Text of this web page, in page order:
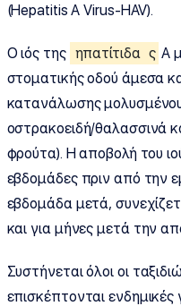
(Hepatitis A Virus-HAV).
Ο ιός της ηπατίτιδα ς Α
στοματικής οδού άμεσα
κατανάλωσης
οστρακοειδή/θαλασσινά
φρούτα). Η αποβολή του
εβδομάδες πριν από την
εβδομάδα μετά,
και για μήνες μετά την
Συστήνεται όλοι οι
επισκέπτονται ενδημικές